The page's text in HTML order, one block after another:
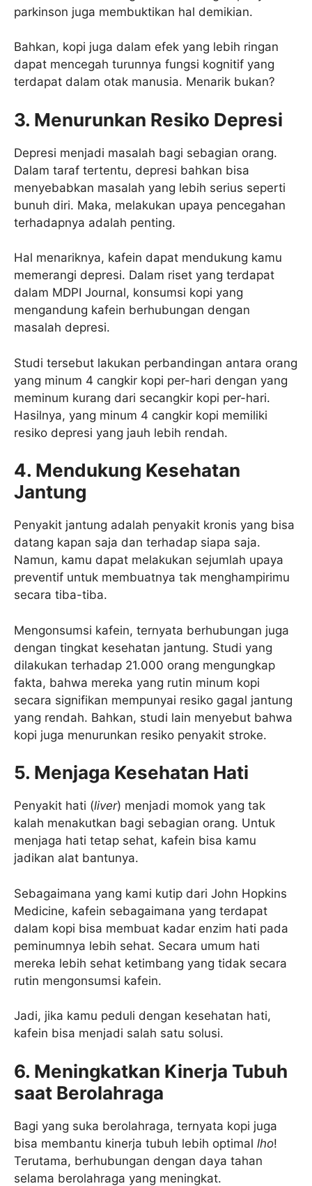
parkinson juga membuktikan hal demikian.
Bahkan, kopi juga dalam efek yang lebih ringan
dapat mencegah turunnya fungsi kognitif yang
terdapat dalam otak manusia. Menarik bukan?
3. Menurunkan Resiko Depresi
Depresi menjadi masalah bagi sebagian orang.
Dalam taraf tertentu, depresi bahkan bisa
menyebabkan masalah yang lebih serius seperti
bunuh diri. Maka, melakukan upaya pencegahan
terhadapnya adalah penting.
Hal menariknya, kafein dapat mendukung kamu
memerangi depresi. Dalam riset yang terdapat
dalam MDPI Journal, konsumsi kopi yang
mengandung kafein berhubungan dengan
masalah depresi.
Studi tersebut lakukan perbandingan antara orang
yang minum 4 cangkir kopi per-hari dengan yang
meminum kurang dari secangkir kopi per-hari.
Hasilnya, yang minum 4 cangkir kopi memiliki
resiko depresi yang jauh lebih rendah.
4. Mendukung Kesehatan
Jantung
Penyakit jantung adalah penyakit kronis yang bisa
datang kapan saja dan terhadap siapa saja.
Namun, kamu dapat melakukan sejumlah upaya
preventif untuk membuatnya tak menghampirimu
secara tiba-tiba.
Mengonsumsi kafein, ternyata berhubungan juga
dengan tingkat kesehatan jantung. Studi yang
dilakukan terhadap 21.000 orang mengungkap
fakta, bahwa mereka yang rutin minum kopi
secara signifikan mempunyai resiko gagal jantung
yang rendah. Bahkan, studi lain menyebut bahwa
kopi juga menurunkan resiko penyakit stroke.
5. Menjaga Kesehatan Hati
Penyakit hati (liver) menjadi momok yang tak
kalah menakutkan bagi sebagian orang. Untuk
menjaga hati tetap sehat, kafein bisa kamu
jadikan alat bantunya.
Sebagaimana yang kami kutip dari John Hopkins
Medicine, kafein sebagaimana yang terdapat
dalam kopi bisa membuat kadar enzim hati pada
peminumnya lebih sehat. Secara umum hati
mereka lebih sehat ketimbang yang tidak secara
rutin mengonsumsi kafein.
Jadi, jika kamu peduli dengan kesehatan hati,
kafein bisa menjadi salah satu solusi.
6. Meningkatkan Kinerja Tubuh
saat Berolahraga
Bagi yang suka berolahraga, ternyata kopi juga
bisa membantu kinerja tubuh lebih optimal lho!
Terutama, berhubungan dengan daya tahan
selama berolahraga yang meningkat.